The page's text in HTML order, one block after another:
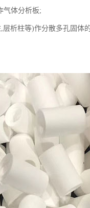
气体分析板;
析柱等)作分散多孔固体